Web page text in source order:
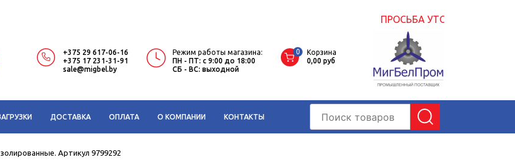
ПРОСЬБА УТОЧНЯТЬ ЦЕНЫ
+375 29 617-06-16
+375 17 231-31-91
sale@migbel.by
Режим работы магазина:
ПН - ПТ: с 9:00 до 18:00
СБ - ВС: выходной
0
Корзина
0,00 руб
ДОСТАВКА ОПЛАТА О КОМПАНИИ КОНТАКТЫ
Артикул 9799292